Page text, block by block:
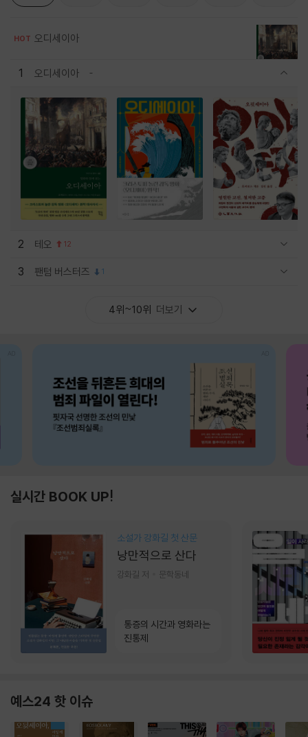
HOT 오디세이아
1 오디세이아
2 테오 12
3 팬텀 버스터즈 1
4위~10위 더보기
실시간 BOOK UP!
소설가 강화길 첫 산문
낭만적으로 산다
강화길 저 문학동네
통증의 시간과 영화라는
진통제
예스24 핫 이슈